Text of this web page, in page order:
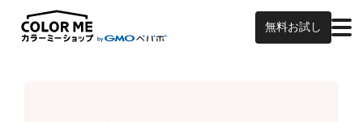
無料お試し